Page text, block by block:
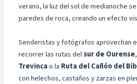
verano, la luz del sol de medianoche
paredes de roca, creando un efecto
Senderistas y fotógrafos aprovechan
recorrer las rutas delsur de Ourense
Trevincao la Ruta del Cañón del
con helechos, castaños y zarzas en